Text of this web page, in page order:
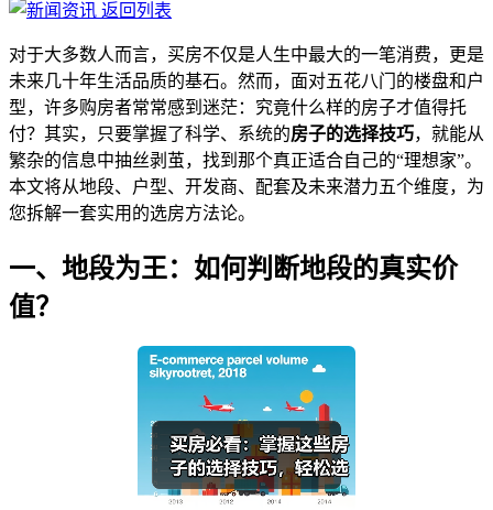
返回列表
对于大多数人而言，买房不仅是人生中最大的一笔消费，更是
未来几十年生活品质的基石。然而，面对五花八门的楼盘和户
型，许多购房者常常感到迷茫：究竟什么样的房子才值得托
付？其实，只要掌握了科学、系统的房子的选择技巧，就能从
繁杂的信息中抽丝剥茧，找到那个真正适合自己的“理想家”。
本文将从地段、户型、开发商、配套及未来潜力五个维度，为
您拆解一套实用的选房方法论。
一、地段为王：如何判断地段的真实价
值？